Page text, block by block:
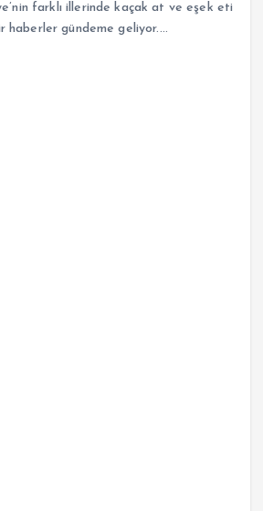
farklı illerinde kaçak at ve eşek eti
haberler gündeme geliyor.…